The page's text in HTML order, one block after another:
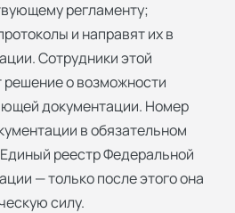
регламенту;
и направят их в
Сотрудники этой
решение о возможности
документации. Номер
в обязательном
реестр Федеральной
— только после этого она
силу.